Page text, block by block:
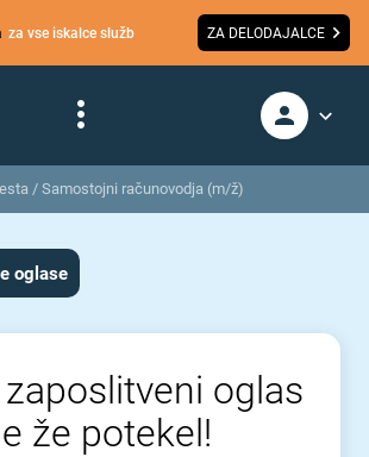
za vse iskalce služb ZA DELODAJALCE
/ Samostojni računovodja (m/ž)
oglase
zaposlitveni oglas
že potekel!